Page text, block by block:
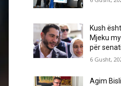
Kush
Mjeku
për
6 Gusht,
Agim